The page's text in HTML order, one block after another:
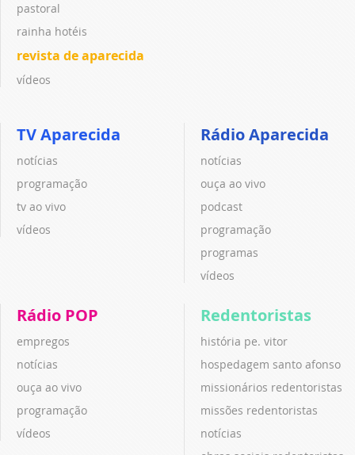
pastoral
rainha hotéis
revista de aparecida
vídeos
TV Aparecida
notícias
programação
tv ao vivo
vídeos
Rádio Aparecida
notícias
ouça ao vivo
podcast
programação
programas
vídeos
Rádio POP
empregos
notícias
ouça ao vivo
programação
vídeos
Redentoristas
história pe. vitor
hospedagem santo afonso
missionários redentoristas
missões redentoristas
notícias